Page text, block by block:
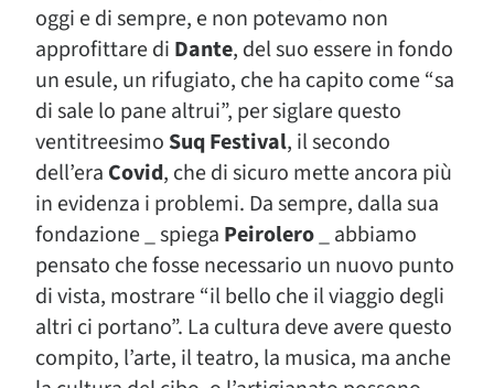
oggi e di sempre, e non potevamo non
approfittare di Dante, del suo essere in fondo
un esule, un rifugiato, che ha capito come “sa
di sale lo pane altrui”, per siglare questo
ventitreesimo Suq Festival, il secondo
dell’era Covid, che di sicuro mette ancora più
in evidenza i problemi. Da sempre, dalla sua
fondazione _ spiega Peirolero_ abbiamo
pensato che fosse necessario un nuovo punto
di vista, mostrare “il bello che il viaggio degli
altri ci portano”. La cultura deve avere questo
compito, l’arte, il teatro, la musica, ma anche